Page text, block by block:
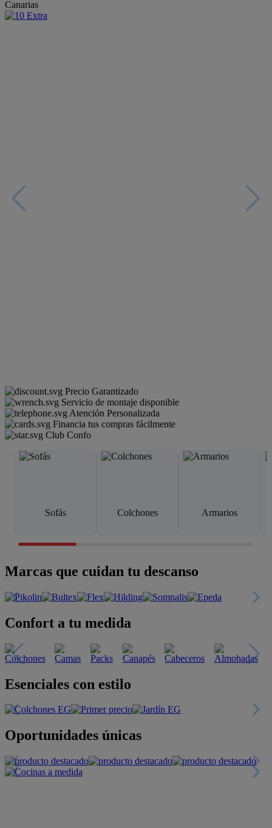
Canarias
Precio Garantizado
Servicio de montaje disponible
Atención Personalizada
Financia tus compras fácilmente
Club Confo
Sofás Colchones Armarios
Marcas que cuidan tu descanso
Confort a tu medida
Esenciales con estilo
Oportunidades únicas